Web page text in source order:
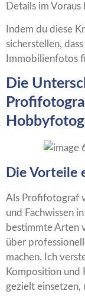
Details im Voraus
Indem du diese
sicherstellen,
Immobilienfotos
Die
Die Vorteile
Als Profifotograf
und Fachwissen
bestimmte Arten
über
machen. Ich
Komposition und
gezielt einsetzen,